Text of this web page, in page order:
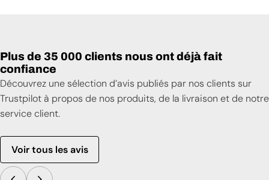
Plus de 35 000 clients nous ont déjà fait
confiance
Découvrez une sélection d’avis publiés par nos clients sur
Trustpilot à propos de nos produits, de la livraison et de notre
service client.
Voir tous les avis